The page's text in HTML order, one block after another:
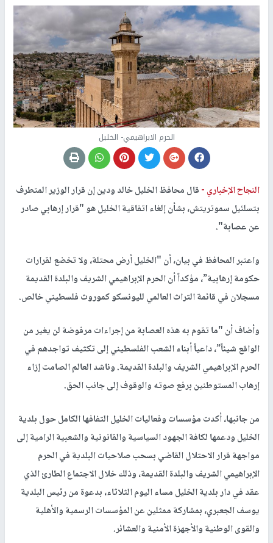
الحرم الابراهيمي- الخليل
النجاح الإخباري -قال محافظ الخليل خالد ودين إن قرار الوزير المتطرف
بتسلئيل سموتريتش، بشأن إلغاء اتفاقية الخليل هو "قرار إرهابي صادر
عن عصابة".
واعتبر المحافظ في بيان، أن "الخليل أرض محتلة، ولا تخضع لقرارات
حكومة إرهابية”، مؤكداً أن الحرم الإبراهيمي الشريف والبلدة القديمة
مسجلان في قائمة التراث العالمي لليونسكو كموروث فلسطيني خالص.
وأضاف أن "ما تقوم به هذه العصابة من إجراءات مرفوضة لن يغير من
الواقع شيئاً”، داعياً أبناء الشعب الفلسطيني إلى تكثيف تواجدهم في
الحرم الإبراهيمي الشريف والبلدة القديمة. وناشد العالم الصامت إزاء
إرهاب المستوطنين برفع صوته والوقوف إلى جانب الحق.
من جانبها، أكدت مؤسسات وفعاليات الخليل التفافها الكامل حول بلدية
الخليل ودعمها لكافة الجهود السياسية والقانونية والشعبية الرامية إلى
مواجهة قرار الاحتلال القاضي بسحب صلاحيات البلدية في الحرم
الإبراهيمي الشريف والبلدة القديمة، وذلك خلال الاجتماع الطارئ الذي
عقد في دار بلدية الخليل مساء اليوم الثلاثاء، بدعوة من رئيس البلدية
يوسف الجعبري، بمشاركة ممثلين عن المؤسسات الرسمية والأهلية
والقوى الوطنية والأجهزة الأمنية والعشائر.